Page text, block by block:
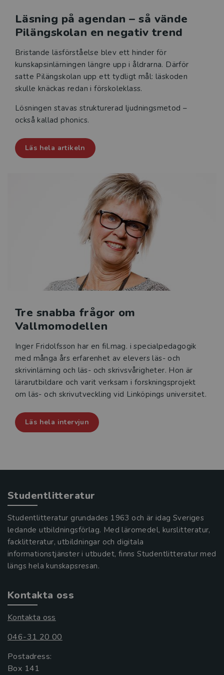
Läsning på agendan – så vände
Pilängskolan en negativ trend
Bristande läsförståelse blev ett hinder för
kunskapsinlärningen längre upp i åldrarna. Därför
satte Pilängskolan upp ett tydligt mål: läskoden
skulle knäckas redan i förskoleklass.
Lösningen stavas strukturerad ljudningsmetod –
också kallad phonics.
Läs hela artikeln
Tre snabba frågor om
Vallmomodellen
Inger Fridolfsson har en fil.mag. i specialpedagogik
med många års erfarenhet av elevers läs- och
skrivinlärning och läs- och skrivsvårigheter. Hon är
lärarutbildare och varit verksam i forskningsprojekt
om läs- och skrivutveckling vid Linköpings universitet.
Läs hela intervjun
Studentlitteratur
Studentlitteratur grundades 1963 och är idag Sveriges
ledande utbildningsförlag. Med läromedel, kurslitteratur,
facklitteratur, utbildningar och digitala
informationstjänster i utbudet, finns Studentlitteratur med
längs hela kunskapsresan.
Kontakta oss
Kontakta oss
046-31 20 00
Postadress:
Box 141